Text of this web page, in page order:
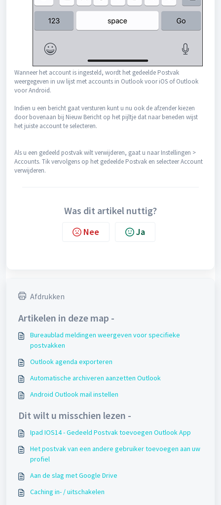
Wanneer het account is ingesteld, wordt het gedeelde Postvak
weergegeven in uw lijst met accounts in Outlook voor iOS of Outlook
voor Android.
Indien u een bericht gaat versturen kunt u nu ook de afzender kiezen
door bovenaan bij Nieuw Bericht op het pijltje dat naar beneden wijst
het juiste account te selecteren.
Als u een gedeeld postvak wilt verwijderen, gaat u naar Instellingen >
Accounts. Tik vervolgens op het gedeelde Postvak en selecteer Account
verwijderen.
Was dit artikel nuttig?
Nee Ja
Afdrukken
Artikelen in deze map -
Bureaublad meldingen weergeven voor specifieke
postvakken
Outlook agenda exporteren
Automatische archiveren aanzetten Outlook
Android Outlook mail instellen
Dit wilt u misschien lezen -
Ipad IOS14 - Gedeeld Postvak toevoegen Outlook App
Het postvak van een andere gebruiker toevoegen aan uw
profiel
Aan de slag met Google Drive
Caching in- / uitschakelen